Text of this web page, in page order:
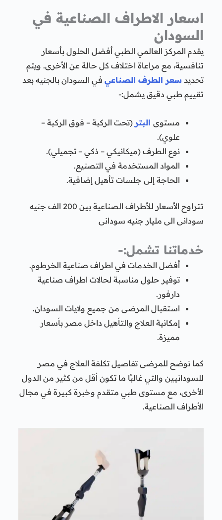
اسعار الاطراف الصناعية في
السودان
يقدم المركز العالمي الطبي أفضل الحلول بأسعار
تنافسية، مع مراعاة اختلاف كل حالة عن الأخرى. ويتم
تحديد سعر الطرف الصناعي في السودان بالجنيه بعد
تقييم طبي دقيق يشمل:-
مستوىالبتر (تحت الركبة – فوق الركبة –
علوي).
نوع الطرف (ميكانيكي – ذكي – تجميلي).
المواد المستخدمة في التصنيع.
الحاجة إلى جلسات تأهيل إضافية.
تتراوح الأسعار للأطراف الصناعية بين 200 الف جنيه
سودانى الى مليار جنيه سودانى
خدماتنا تشمل:-
أفضل الخدمات في اطراف صناعية الخرطوم.
توفير حلول مناسبة لحالات اطراف صناعية
دارفور.
استقبال المرضى من جميع ولايات السودان.
إمكانية العلاج والتأهيل داخل مصر بأسعار
مميزة.
كما نوضح للمرضى تفاصيل تكلفة العلاج في مصر
للسودانيين والتي غالبًا ما تكون أقل من كثير من الدول
الأخرى، مع مستوى طبي متقدم وخبرة كبيرة في مجال
الأطراف الصناعية.